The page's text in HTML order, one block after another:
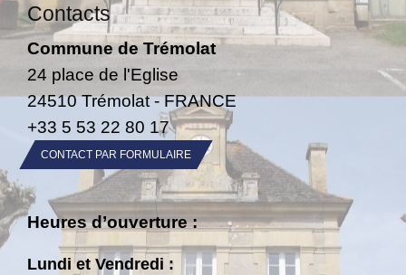
Contacts
Commune de Trémolat
24 place de l'Eglise
24510 Trémolat - FRANCE
+33 5 53 22 80 17
CONTACT PAR FORMULAIRE
Heures d’ouverture :
Lundi et Vendredi :